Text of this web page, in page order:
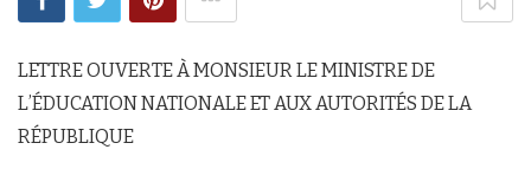
LETTRE OUVERTE À MONSIEUR LE MINISTRE DE
L’ÉDUCATION NATIONALE ET AUX AUTORITÉS DE LA
RÉPUBLIQUE